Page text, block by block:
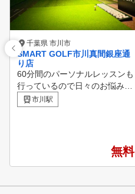
千葉県 市川市
SMART GOLF市川真間銀座通
り店
60分間のパーソナルレッスンも
行っているので日々のお悩み解
決やスキルアップをしていただ
ける環境をご用意しています。
のお手伝いをさせていただきま
市川駅
無料